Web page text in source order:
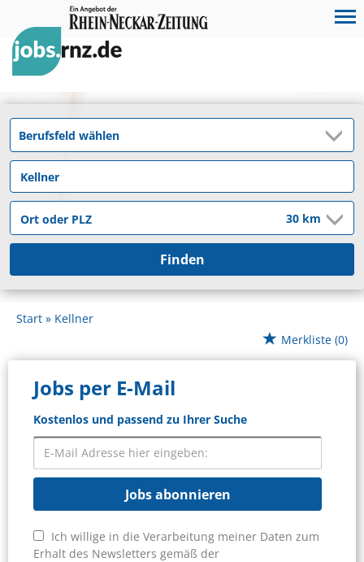
Finden
Start
Kellner
Merkliste (0)
Jobs per E-Mail
Kostenlos und passend zu Ihrer Suche
Jobs abonnieren
Ich willige in die Verarbeitung meiner Daten zum
Erhalt des Newsletters gemäß der